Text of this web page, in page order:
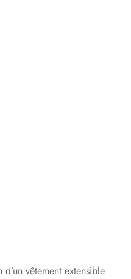
vêtement extensible